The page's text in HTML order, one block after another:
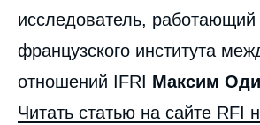
исследователь,
французского института
отношений IFRI Максим
Читать статью на сайте RFI